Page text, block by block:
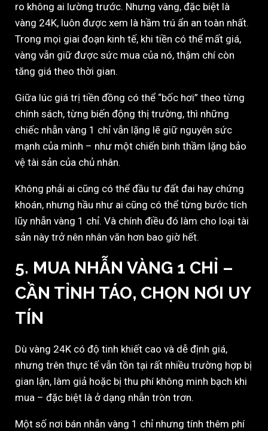
ro không ai lường trước. Nhưng vàng, đặc biệt là
vàng 24K, luôn được xem là hầm trú ẩn an toàn nhất.
Trong mọi giai đoạn kinh tế, khi tiền có thể mất giá,
vàng vẫn giữ được sức mua của nó, thậm chí còn
tăng giá theo thời gian.
Giữa lúc giá trị tiền đồng có thể “bốc hơi” theo từng
chính sách, từng biến động thị trường, thì những
chiếc nhẫn vàng 1 chỉ vẫn lặng lẽ giữ nguyên sức
mạnh của mình – như một chiến binh thầm lặng bảo
vệ tài sản của chủ nhân.
Không phải ai cũng có thể đầu tư đất đai hay chứng
khoán, nhưng hầu như ai cũng có thể từng bước tích
lũy nhẫn vàng 1 chỉ. Và chính điều đó làm cho loại tài
sản này trở nên nhân văn hơn bao giờ hết.
5. MUA NHẪN VÀNG 1 CHỈ –
CẦN TỈNH TÁO, CHỌN NƠI UY
TÍN
Dù vàng 24K có độ tinh khiết cao và dễ định giá,
nhưng trên thực tế vẫn tồn tại rất nhiều trường hợp bị
gian lận, làm giả hoặc bị thu phí không minh bạch khi
mua – đặc biệt là ở dạng nhẫn tròn trơn.
Một số nơi bán nhẫn vàng 1 chỉ nhưng tính thêm phí